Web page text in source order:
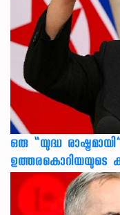
ഒരു “യുദ്ധ
ഉത്തരകൊറിയയുടെ